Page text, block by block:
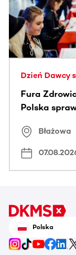
Dzień Dawcy
Fura
Polska
Błażowa
Polska